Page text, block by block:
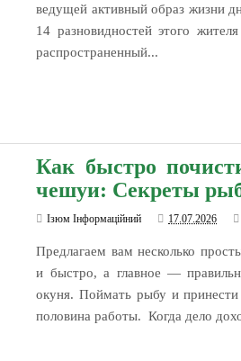
ведущей активный образ жизни
14 разновидностей этого
распространенный...
Как быстро
чешуи: Секреты
Ізюм Інформаційний 17.07.2026
Предлагаем вам несколько
и быстро, а главное —
окуня. Поймать рыбу и принести
половина работы. Когда дело